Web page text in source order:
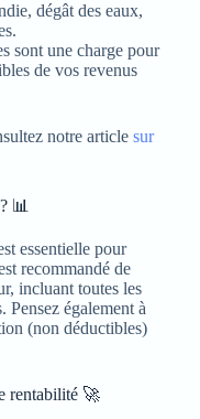
dégât des eaux,
sont une charge pour
de vos revenus
notre article sur
📊
essentielle pour
recommandé de
incluant toutes les
Pensez également à
(non déductibles)
rentabilité 🚀